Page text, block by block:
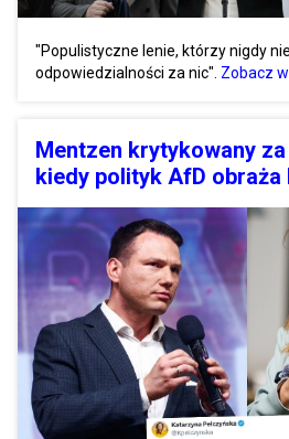
"Populistyczne lenie, którzy nigdy
odpowiedzialności za nic". Zobacz
Mentzen krytykowany
kiedy polityk AfD obraża